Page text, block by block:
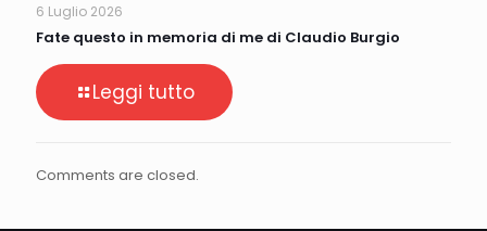
6 Luglio 2026
Fate questo in memoria di me di Claudio Burgio
Leggi tutto
Comments are closed.